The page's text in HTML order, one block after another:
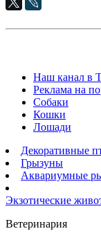
Наш канал в
Реклама на
Собаки
Кошки
Лошади
Декоративные
Грызуны
Аквариумные
Экзотические
Ветеринария